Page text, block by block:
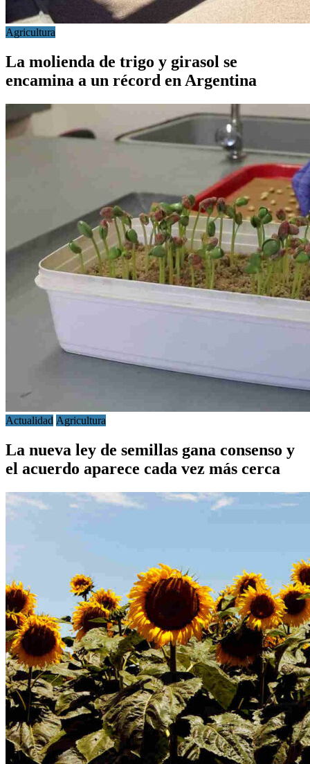
Agricultura
La molienda de trigo y girasol se
encamina a un récord en Argentina
Actualidad Agricultura
La nueva ley de semillas gana consenso y
el acuerdo aparece cada vez más cerca